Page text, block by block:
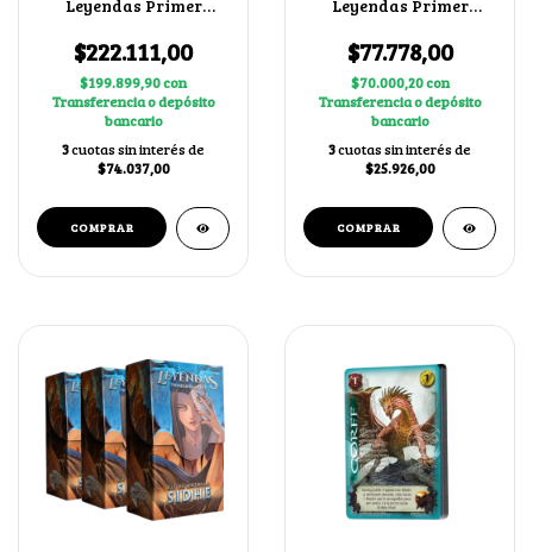
Leyendas Primer
$222.111,00
$199.899,90con
Transferencia o depósito
bancario
3cuotas sin interés de
$74.037,00
Leyendas Primer
$77.778,00
$70.000,20con
Transferencia o depósito
bancario
3cuotas sin interés de
$25.926,00